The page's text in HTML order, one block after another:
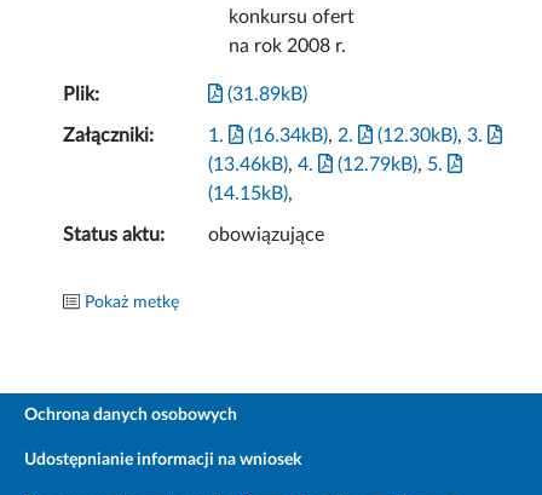
konkursu ofert
na rok 2008 r.
Plik: (31.89kB)
Załączniki: 1. (16.34kB), 2. (12.30kB),3.
(13.46kB),4. (12.79kB), 5.
(14.15kB),
Status aktu: obowiązujące
Pokaż metkę
Ochrona danych osobowych
Udostępnianie informacji na wniosek